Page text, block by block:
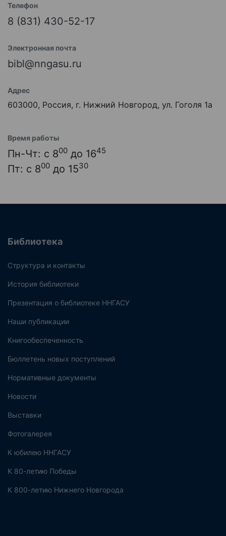
Телефон
8 (831) 430-52-17
Электронная почта
bibl@nngasu.ru
Адрес
603000, Россия, г. Нижний Новгород, ул. Гоголя 1а
Время работы
Пн-Чт: с 800 до 1645
Пт: с 800 до 1530
Библиотека
Структура и контакты
История библиотеки
Презентация о библиотеке ННГАСУ
Наши публикации
Книгообеспеченность
Бюллетень новых поступлений
Нормативные документы
Новости
Выставки
Фотогалерея
К юбилею ННГАСУ
К 80-летию Победы
К 800-летию Нижнего Новгорода